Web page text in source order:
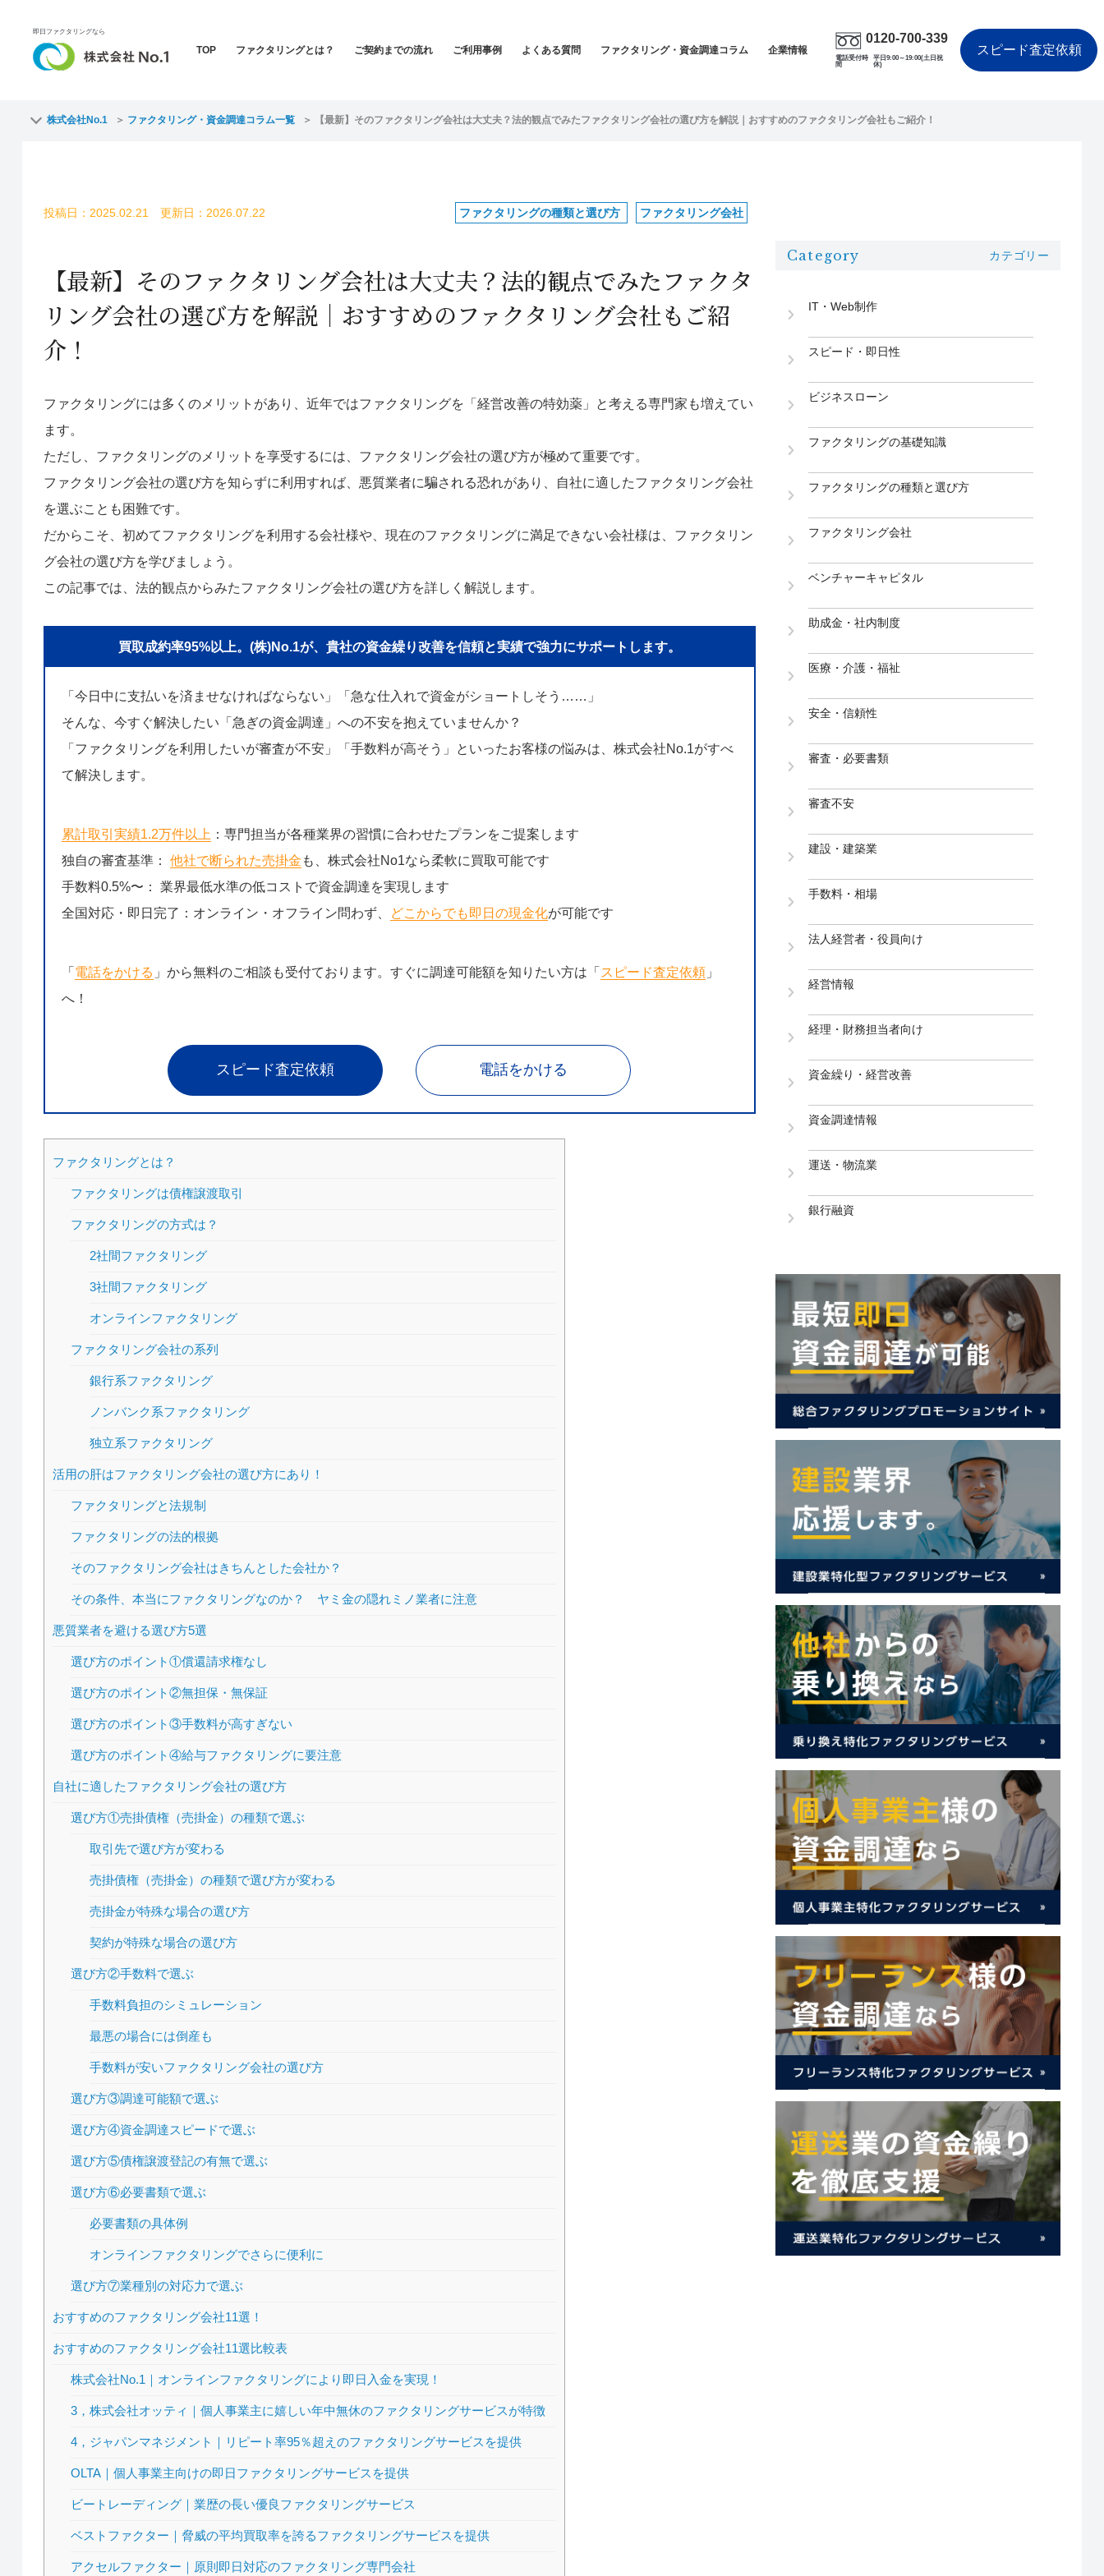
即日ファクタリングなら
TOP ファクタリングとは？ ご契約までの流れ ご利用事例 よくある質問 ファクタリング・資金調達コラム 企業情報
0120-700-339
電話受付時
間
平日9:00～19:00(土日祝
休)
スピード査定依頼
株式会社No.1 ファクタリング・資金調達コラム一覧 【最新】そのファクタリング会社は大丈夫？法的観点でみたファクタリング会社の選び方を解説｜おすすめのファクタリング会社もご紹介！
投稿日：2025.02.21 更新日：2026.07.22 ファクタリングの種類と選び方 ファクタリング会社
【最新】そのファクタリング会社は大丈夫？法的観点でみたファクタ
リング会社の選び方を解説｜おすすめのファクタリング会社もご紹
介！
ファクタリングには多くのメリットがあり、近年ではファクタリングを「経営改善の特効薬」と考える専門家も増えてい
ます。
ただし、ファクタリングのメリットを享受するには、ファクタリング会社の選び方が極めて重要です。
ファクタリング会社の選び方を知らずに利用すれば、悪質業者に騙される恐れがあり、自社に適したファクタリング会社
を選ぶことも困難です。
だからこそ、初めてファクタリングを利用する会社様や、現在のファクタリングに満足できない会社様は、ファクタリン
グ会社の選び方を学びましょう。
この記事では、法的観点からみたファクタリング会社の選び方を詳しく解説します。
買取成約率95%以上。(株)No.1が、貴社の資金繰り改善を信頼と実績で強力にサポートします。
「今日中に支払いを済ませなければならない」「急な仕入れで資金がショートしそう……」
そんな、今すぐ解決したい「急ぎの資金調達」への不安を抱えていませんか？
「ファクタリングを利用したいが審査が不安」「手数料が高そう」といったお客様の悩みは、株式会社No.1がすべ
て解決します。
累計取引実績1.2万件以上 ：専門担当が各種業界の習慣に合わせたプランをご提案します
独自の審査基準： 他社で断られた売掛金 も、株式会社No1なら柔軟に買取可能です
手数料0.5%〜： 業界最低水準の低コストで資金調達を実現します
全国対応・即日完了：オンライン・オフライン問わず、
どこからでも即日の現金化が可能です
「 電話をかける 」から無料のご相談も受付ております。すぐに調達可能額を知りたい方は「 スピード査定依頼」
へ！
スピード査定依頼 電話をかける
ファクタリングとは？
ファクタリングは債権譲渡取引
ファクタリングの方式は？
2社間ファクタリング
3社間ファクタリング
オンラインファクタリング
ファクタリング会社の系列
銀行系ファクタリング
ノンバンク系ファクタリング
独立系ファクタリング
活用の肝はファクタリング会社の選び方にあり！
ファクタリングと法規制
ファクタリングの法的根拠
そのファクタリング会社はきちんとした会社か？
その条件、本当にファクタリングなのか？ ヤミ金の隠れミノ業者に注意
悪質業者を避ける選び方5選
選び方のポイント①償還請求権なし
選び方のポイント②無担保・無保証
選び方のポイント③手数料が高すぎない
選び方のポイント④給与ファクタリングに要注意
自社に適したファクタリング会社の選び方
選び方①売掛債権（売掛金）の種類で選ぶ
取引先で選び方が変わる
売掛債権（売掛金）の種類で選び方が変わる
売掛金が特殊な場合の選び方
契約が特殊な場合の選び方
選び方②手数料で選ぶ
手数料負担のシミュレーション
最悪の場合には倒産も
手数料が安いファクタリング会社の選び方
選び方③調達可能額で選ぶ
選び方④資金調達スピードで選ぶ
選び方⑤債権譲渡登記の有無で選ぶ
選び方⑥必要書類で選ぶ
必要書類の具体例
オンラインファクタリングでさらに便利に
選び方⑦業種別の対応力で選ぶ
おすすめのファクタリング会社11選！
おすすめのファクタリング会社11選比較表
株式会社No.1｜オンラインファクタリングにより即日入金を実現！
3，株式会社オッティ｜個人事業主に嬉しい年中無休のファクタリングサービスが特徴
4，ジャパンマネジメント｜リピート率95％超えのファクタリングサービスを提供
OLTA｜個人事業主向けの即日ファクタリングサービスを提供
ビートレーディング｜業歴の長い優良ファクタリングサービス
ベストファクター｜脅威の平均買取率を誇るファクタリングサービスを提供
アクセルファクター｜原則即日対応のファクタリング専門会社
Category カテゴリー
IT・Web制作
スピード・即日性
ビジネスローン
ファクタリングの基礎知識
ファクタリングの種類と選び方
ファクタリング会社
ベンチャーキャピタル
助成金・社内制度
医療・介護・福祉
安全・信頼性
審査・必要書類
審査不安
建設・建築業
手数料・相場
法人経営者・役員向け
経営情報
経理・財務担当者向け
資金繰り・経営改善
資金調達情報
運送・物流業
銀行融資